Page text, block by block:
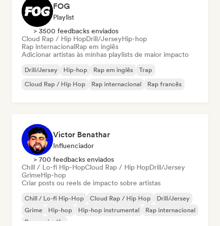
FOG
Playlist
> 3500 feedbacks enviados
Cloud Rap / Hip HopDrill/JerseyHip-hop
Rap internacionalRap em inglês
Adicionar artistas às minhas playlists de maior impacto
Drill/Jersey Hip-hop Rap em inglês
Trap
Cloud Rap / Hip Hop
Rap internacional Rap francês
Victor Benathar
Influenciador
> 700 feedbacks enviados
Chill / Lo-fi Hip-HopCloud Rap / Hip HopDrill/Jersey
GrimeHip-hop
Criar posts ou reels de impacto sobre artistas
Chill / Lo-fi Hip-Hop Cloud Rap / Hip Hop
Drill/Jersey
Grime
Hip-hop Hip-hop instrumental
Rap internacional
Rap em inglês